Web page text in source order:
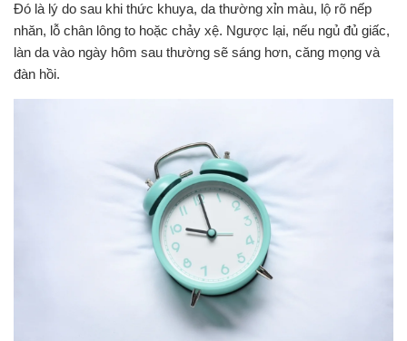
Đó là lý do sau khi thức khuya, da thường xỉn màu, lộ rõ nếp
nhăn, lỗ chân lông to hoặc chảy xệ. Ngược lại, nếu ngủ đủ giấc,
làn da vào ngày hôm sau thường sẽ sáng hơn, căng mọng và
đàn hồi.